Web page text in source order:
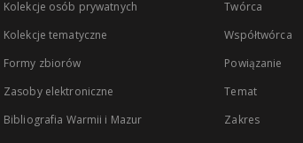
Kolekcje osób prywatnych
Kolekcje tematyczne
Formy zbiorów
Zasoby elektroniczne
Bibliografia Warmii i Mazur
Twórca
Współtwórca
Powiązanie
Temat
Zakres